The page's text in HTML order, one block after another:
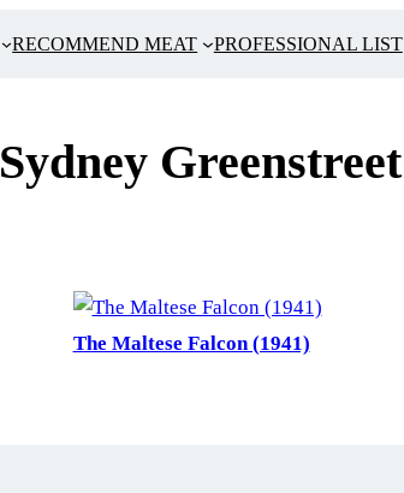
RECOMMEND MEAT PROFESSIONAL LIST
Sydney Greenstreet
The Maltese Falcon (1941)